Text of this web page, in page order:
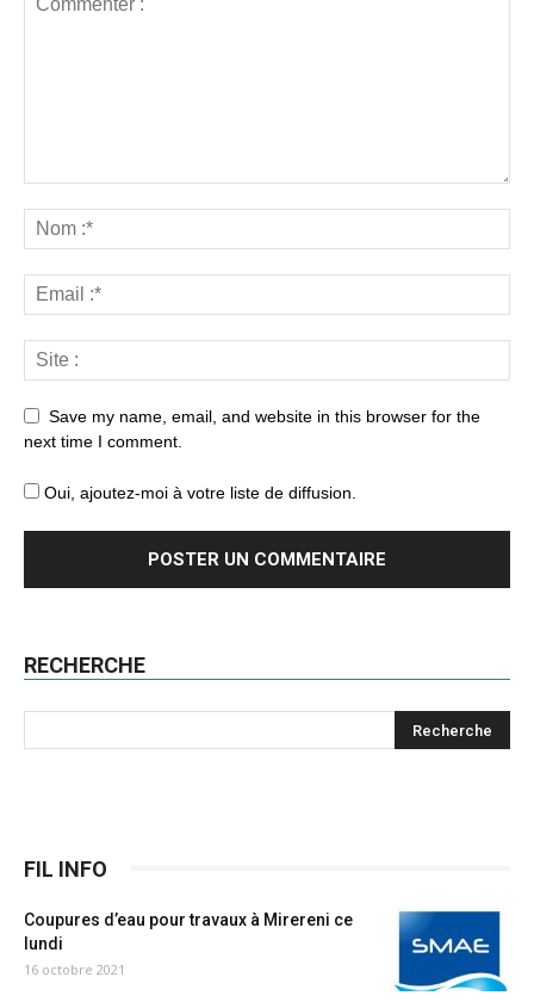
Save my name, email, and website in this browser for the
next time I comment.
Oui, ajoutez-moi à votre liste de diffusion.
RECHERCHE
FIL INFO
Coupures d’eau pour travaux à Mirereni ce
lundi
16 octobre 2021